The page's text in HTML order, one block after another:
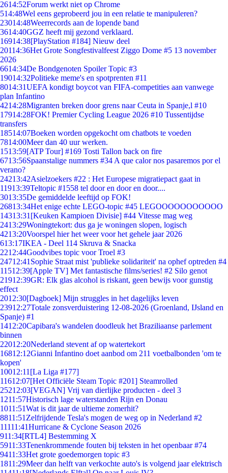
2614:52Forum werkt niet op Chrome
514:48Wel eens geprobeerd jou in een relatie te manipuleren?
23014:48Weerrecords aan de lopende band
3614:40GGZ heeft mij gezond verklaard.
16914:38[PlayStation #184] Nieuw deel
20114:36Het Grote Songfestivalfeest Ziggo Dome #5 13 november
2026
6614:34De Bondgenoten Spoiler Topic #3
19014:32Politieke meme's en spotprenten #11
8014:31UEFA kondigt boycot van FIFA-competities aan vanwege
plan Infantino
4214:28Migranten breken door grens naar Ceuta in Spanje,l #10
17914:28FOK! Premier Cycling League 2026 #10 Tussentijdse
transfers
18514:07Boeken worden opgekocht om chatbots te voeden
7814:00Meer dan 40 uur werken.
1513:59[ATP Tour] #169 Tosti Tallon back on fire
6713:56Spaanstalige nummers #34 A que calor nos pasaremos por el
verano?
24213:42Asielzoekers #22 : Het Europese migratiepact gaat in
11913:39Teltopic #1558 tel door en door en door....
3013:35De gemiddelde leeftijd op FOK!
26813:34Het enige echte LEGO-topic #45 LEGOOOOOOOOOOO
14313:31 [Keuken Kampioen Divisie] #44 Vitesse mag weg
2413:29Woningtekort: dus ga je woningen slopen, logisch
4213:20Voorspel hier het weer voor het gehele jaar 2026
613:17IKEA - Deel 114 Skruva & Snacka
2212:44Goodvibes topic voor Troel #3
24712:41 Sophie Straat mist 'publieke solidariteit' na ophef optreden #4
11512:39[Apple TV] Met fantastische films/series! #2 Silo genot
21912:39GR: Elk glas alcohol is riskant, geen bewijs voor gunstig
effect
2012:30[Dagboek] Mijn struggles in het dagelijks leven
23912:27Totale zonsverduistering 12-08-2026 (Groenland, IJsland en
Spanje) #1
1412:20Capibara's wandelen doodleuk het Braziliaanse parlement
binnen
22012:20Nederland stevent af op watertekort
16812:12Gianni Infantino doet aanbod om 211 voetbalbonden 'om te
kopen'
10012:11 [La Liga #177]
11612:07[Het Officiële Steam Topic #201] Steamrolled
25212:03[VEGAN] Vrij van dierlijke producten - deel 3
1211:57Historisch lage waterstanden Rijn en Donau
1011:51Wat is dit jaar de ultieme zomerhit?
8811:51 Zelfrijdende Tesla's mogen de weg op in Nederland #2
11111:41Hurricane & Cyclone Season 2026
911:34[RTL4] Bestemming X
5911:33Tenenkrommende fouten bij teksten in het openbaar #74
9411:33Het grote goedemorgen topic #3
1811:29Meer dan helft van verkochte auto's is volgend jaar elektrisch